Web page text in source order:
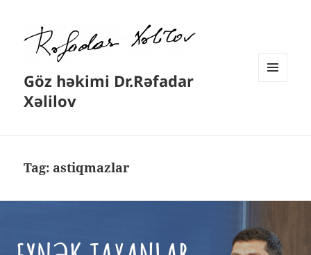
Göz həkimi Dr.Rəfadar
Xəlilov
Tag: astiqmazlar